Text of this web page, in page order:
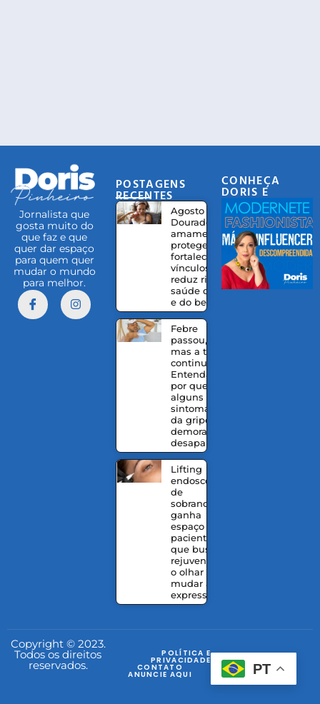
Jornalista que
gosta muito do
que faz e que
quer dar espaço
para quem quer
mudar o mundo
para melhor.
POSTAGENS
RECENTES
Agosto
Dourado:
amamentação
protege,
fortalece
vínculos e
reduz riscos à
saúde da mãe
e do bebê
Febre
passou,
mas a tosse
continua?
Entenda
por que
alguns
sintomas
da gripe
demoram a
desaparecer
Lifting
endoscópico
de
sobrancelhas
ganha
espaço entre
pacientes
que buscam
rejuvenescer
o olhar sem
mudar a
expressão
CONHEÇA
DORIS E
EQUIPE
Copyright © 2023.
Todos os direitos
reservados.
POLÍTICA E
PRIVACIDADE
CONTATO
ANUNCIE AQUI PT